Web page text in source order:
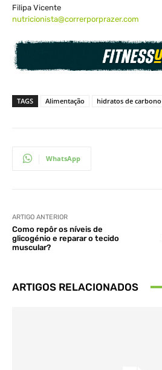
Filipa Vicente
nutricionista@correrporprazer.com
TAGS Alimentação hidratos de carbono
WhatsApp
ARTIGO ANTERIOR
Como repôr os níveis de
glicogénio e reparar o tecido
muscular?
ARTIGOS RELACIONADOS